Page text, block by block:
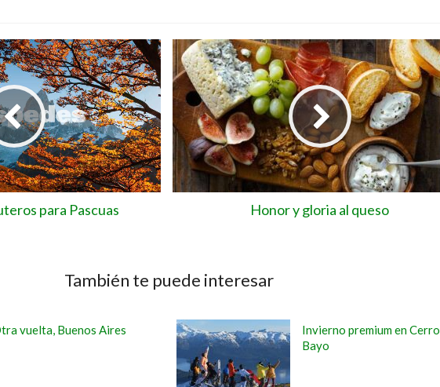
para Pascuas Honor y gloria al queso
También te puede interesar
vuelta, Buenos Aires
Invierno premium en Cerro
Bayo